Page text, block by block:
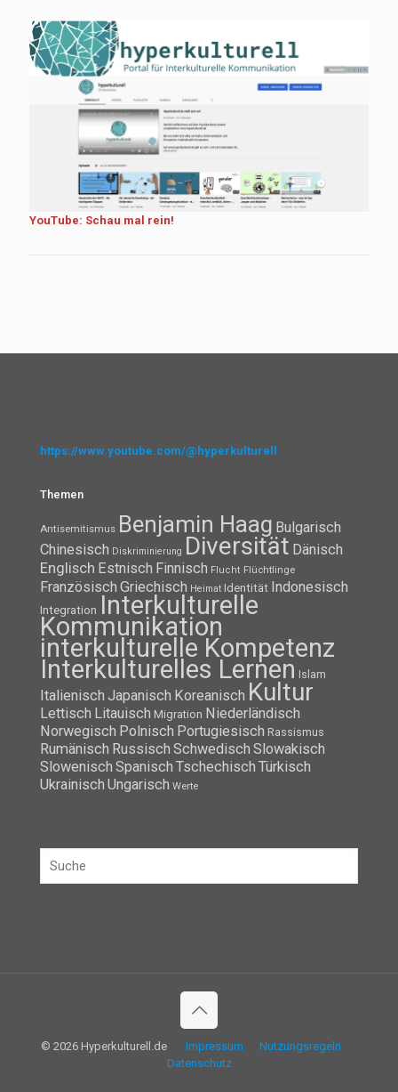
YouTube: Schau mal rein!
https://www.youtube.com/@hyperkulturell
Themen
Antisemitismus Benjamin Haag Bulgarisch
Chinesisch Diskriminierung Diversität Dänisch
Englisch Estnisch Finnisch Flucht Flüchtlinge
Französisch Griechisch Heimat Identität Indonesisch
Integration Interkulturelle
Kommunikation
interkulturelle Kompetenz
Interkulturelles Lernen Islam
Italienisch Japanisch Koreanisch Kultur
Lettisch Litauisch Migration Niederländisch
Norwegisch Polnisch Portugiesisch Rassismus
Rumänisch Russisch Schwedisch Slowakisch
Slowenisch Spanisch Tschechisch Türkisch
Ukrainisch Ungarisch Werte
© 2026 Hyperkulturell.de Impressum
Nutzungsregeln
Datenschutz